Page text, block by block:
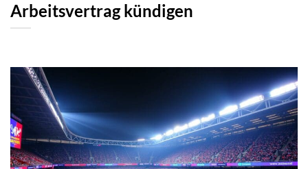
Arbeitsvertrag kündigen